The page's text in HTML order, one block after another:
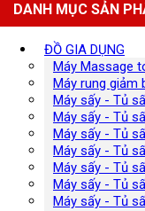
DANH MỤC SẢN
ĐỒ GIA DỤNG
Máy Massage
Máy rung giảm
Máy sấy - Tủ
Máy sấy - Tủ
Máy sấy - Tủ
Máy sấy - Tủ
Máy sấy - Tủ
Máy sấy - Tủ
Máy sấy - Tủ